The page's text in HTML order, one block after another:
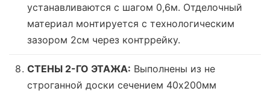
устанавливаются с шагом 0,6м. Отделочный
материал монтируется с технологическим
зазором 2см через контррейку.
СТЕНЫ 2-ГО ЭТАЖА: Выполнены из не
строганной доски сечением 40х200мм